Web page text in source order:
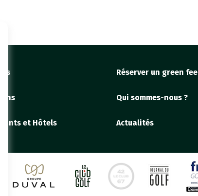
Réserver un green fee
Qui sommes-nous ?
et Hôtels Actualités